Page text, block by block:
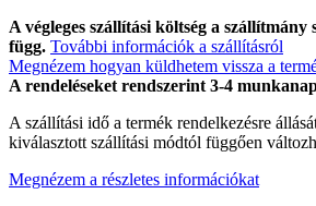
A végleges szállítási költség a szállítmány
függ. További információk a szállításról
Megnézem hogyan küldhetem vissza a
A rendeléseket rendszerint 3-4
A szállítási idő a termék rendelkezésre
kiválasztott szállítási módtól függően
Megnézem a részletes információkat